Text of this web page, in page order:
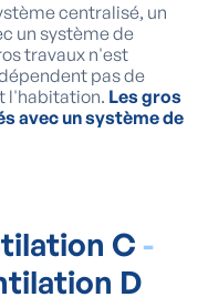
centralisé, un
un système de
travaux n'est
pas de
l'habitation. Les gros
avec un système de
C -
D